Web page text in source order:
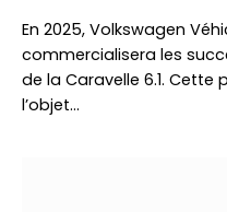
En 2025, Volkswagen
commercialisera les
de la Caravelle 6.1.
l’objet…